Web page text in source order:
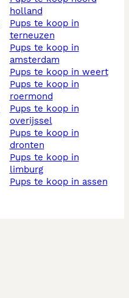
holland
pups te koop in
terneuzen
pups te koop in
amsterdam
pups te koop in weert
pups te koop in
roermond
pups te koop in
overijssel
pups te koop in
dronten
pups te koop in
limburg
pups te koop in assen